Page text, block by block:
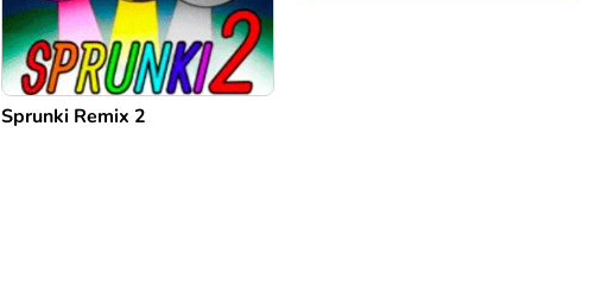
Sprunki Remix 2